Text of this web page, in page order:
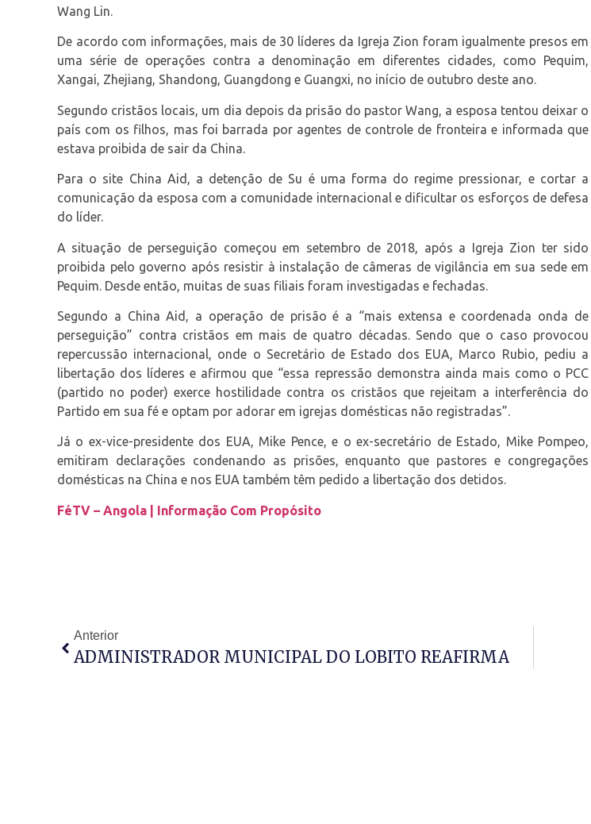
Wang Lin.
De acordo com informações, mais de 30 líderes da Igreja Zion foram igualmente presos em
uma série de operações contra a denominação em diferentes cidades, como Pequim,
Xangai, Zhejiang, Shandong, Guangdong e Guangxi, no início de outubro deste ano.
Segundo cristãos locais, um dia depois da prisão do pastor Wang, a esposa tentou deixar o
país com os filhos, mas foi barrada por agentes de controle de fronteira e informada que
estava proibida de sair da China.
Para o site China Aid, a detenção de Su é uma forma do regime pressionar, e cortar a
comunicação da esposa com a comunidade internacional e dificultar os esforços de defesa
do líder.
A situação de perseguição começou em setembro de 2018, após a Igreja Zion ter sido
proibida pelo governo após resistir à instalação de câmeras de vigilância em sua sede em
Pequim. Desde então, muitas de suas filiais foram investigadas e fechadas.
Segundo a China Aid, a operação de prisão é a “mais extensa e coordenada onda de
perseguição” contra cristãos em mais de quatro décadas. Sendo que o caso provocou
repercussão internacional, onde o Secretário de Estado dos EUA, Marco Rubio, pediu a
libertação dos líderes e afirmou que “essa repressão demonstra ainda mais como o PCC
(partido no poder) exerce hostilidade contra os cristãos que rejeitam a interferência do
Partido em sua fé e optam por adorar em igrejas domésticas não registradas”.
Já o ex-vice-presidente dos EUA, Mike Pence, e o ex-secretário de Estado, Mike Pompeo,
emitiram declarações condenando as prisões, enquanto que pastores e congregações
domésticas na China e nos EUA também têm pedido a libertação dos detidos.
FéTV – Angola | Informação Com Propósito
Anterior
ADMINISTRADOR MUNICIPAL DO LOBITO REAFIRMA